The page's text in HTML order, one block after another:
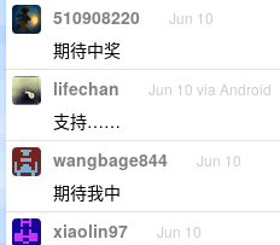
510908220 Jun 10
期待中奖
lifechan Jun 10 via Android
支持……
wangbage844 Jun 10
期待我中
xiaolin97 Jun 10